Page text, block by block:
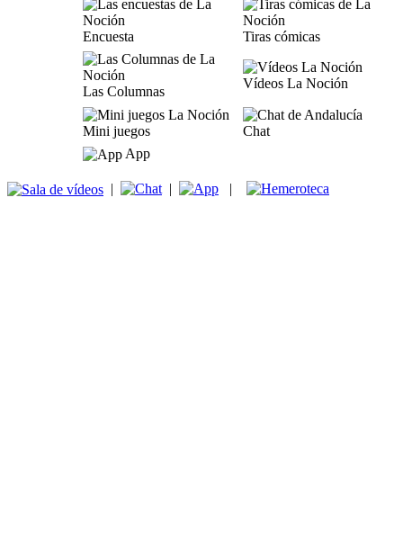
Encuesta Tiras cómicas
Las Columnas
Vídeos La Noción
Mini juegos
Chat
App
| | |